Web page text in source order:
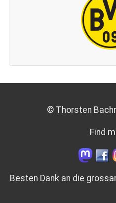
© Thorsten
Find
Besten Dank an die